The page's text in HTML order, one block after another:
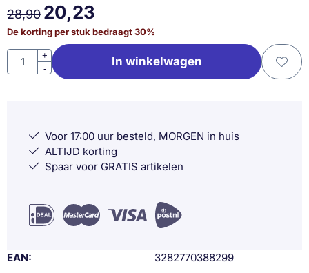
28,90 20,23
De korting per stuk bedraagt30%
Aantal
+
-
In winkelwagen
Voor 17:00 uur besteld, MORGEN in huis
ALTIJD korting
Spaar voor GRATIS artikelen
EAN 3282770388299